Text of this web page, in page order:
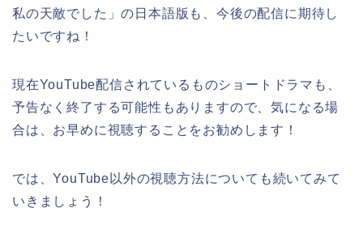
私の天敵でした 」の日本語版 も、今後の配信に期待し
たいですね！
現在YouTube配信されているものショートドラマも、
予告なく終了する可能性もありますので、気になる場
合は、お早めに視聴することをお勧めします！
では、YouTube以外の視聴方法についても続いてみて
いきましょう！